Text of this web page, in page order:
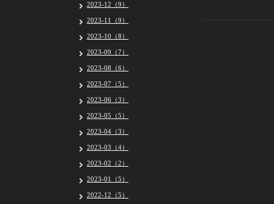
2023-12（9）
2023-11（9）
2023-10（8）
2023-09（7）
2023-08（6）
2023-07（5）
2023-06（3）
2023-05（5）
2023-04（3）
2023-03（4）
2023-02（2）
2023-01（5）
2022-12（5）